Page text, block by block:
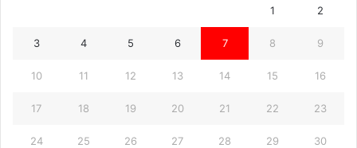
1 2
3 4 5 6 7 8 9
10 11 12 13 14 15 16
17 18 19 20 21 22 23
24 25 26 27 28 29 30